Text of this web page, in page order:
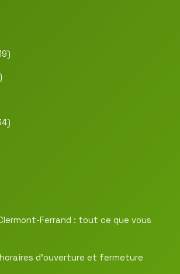
Ferrand : tout ce que vous
d’ouverture et fermeture